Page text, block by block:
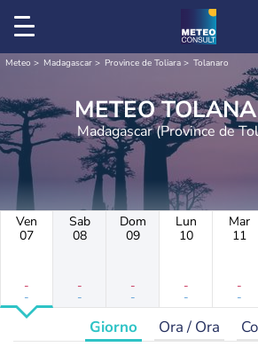
Meteo Madagascar Province de Toliara Tolanaro
METEO
Madagascar (Province de
Ven
07
-
-
Sab
08
-
-
Dom
09
-
-
Lun
10
-
-
Mar
11
-
-
Giorno Ora / Ora